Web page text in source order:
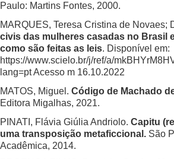
Paulo: Martins Fontes, 2000.
MARQUES, Teresa Cristina de Novaes;
civis das mulheres casadas no Brasil
como são feitas as leis. Disponível em:
https://www.scielo.br/j/ref/a/
lang=ptAcesso m 16.10.2022
MATOS, Miguel. Código de Machado
Editora Migalhas, 2021.
PINATI, Flávia Giúlia Andriolo. Capitu
uma transposição metaficcional. São
Acadêmica, 2014.